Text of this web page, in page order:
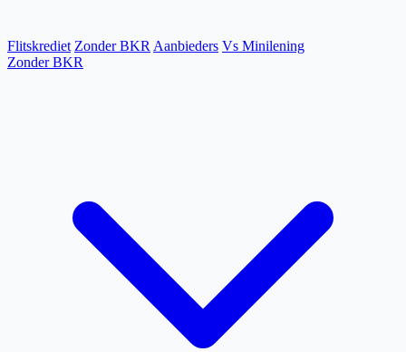
Flitskrediet Zonder BKR Aanbieders Vs Minilening
Zonder BKR